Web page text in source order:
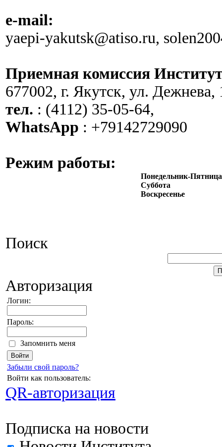
e-mail:
yaepi-yakutsk@atiso.ru,
Приемная комиссия
677002, г. Якутск, ул. Дежнева,
тел. : (4112) 35-05-64,
WhatsApp : +79142729090
Режим работы:
Понедельник-Пятница
Суббота
Воскресенье
Поиск
Авторизация
Логин:
Пароль:
Запомнить меня
Забыли свой пароль?
Войти как пользователь:
QR-авторизация
Подписка на новости